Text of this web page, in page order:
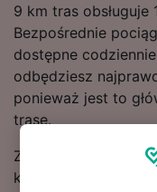
9 km tras obsługuje
Bezpośrednie
dostępne
odbędziesz
ponieważ jest to
trasę.
Zaplanuj podróż z
kolejowe wcześniej,